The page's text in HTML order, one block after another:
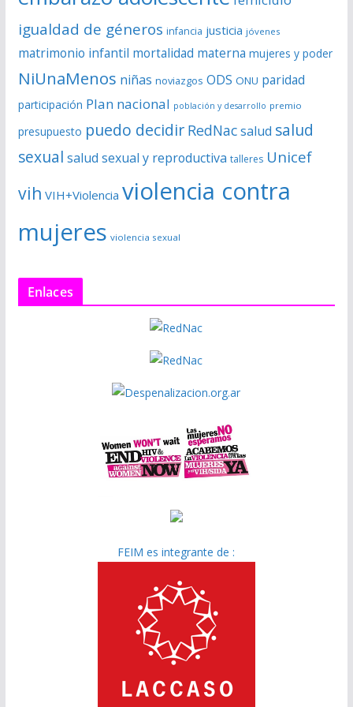
igualdad de géneros infancia justicia jóvenes
matrimonio infantil mortalidad materna mujeres y poder
NiUnaMenos niñas noviazgos ODS ONU paridad
participación Plan nacional población y desarrollo premio
presupuesto puedo decidir RedNacsalud salud
sexual salud sexual y reproductiva talleres Unicef
vih VIH+Violencia violencia contra
mujeres violencia sexual
Enlaces
FEIM es integrante de :